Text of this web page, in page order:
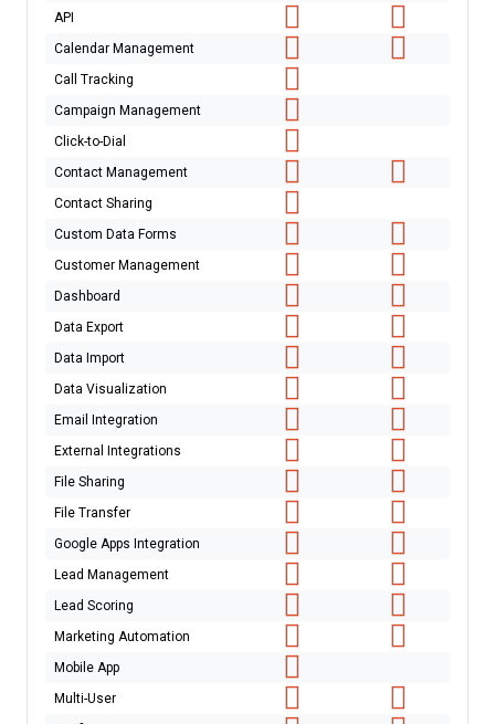
API
Calendar Management
Call Tracking
Campaign Management
Click-to-Dial
Contact Management
Contact Sharing
Custom Data Forms
Customer Management
Dashboard
Data Export
Data Import
Data Visualization
Email Integration
External Integrations
File Sharing
File Transfer
Google Apps Integration
Lead Management
Lead Scoring
Marketing Automation
Mobile App
Multi-User